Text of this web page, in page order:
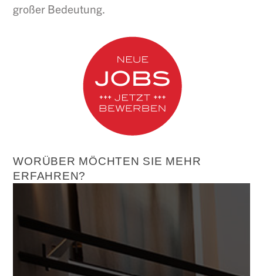
großer Bedeutung.
WORÜBER MÖCHTEN SIE MEHR
ERFAHREN?